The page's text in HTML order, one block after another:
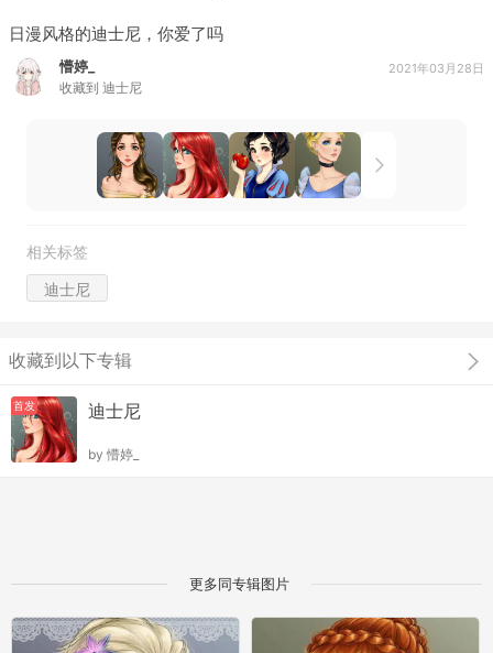
日漫风格的迪士尼，你爱了吗
懵婷_
收藏到 迪士尼
2021年03月28日
相关标签
迪士尼
收藏到以下专辑
首发 迪士尼
by 懵婷_
更多同专辑图片